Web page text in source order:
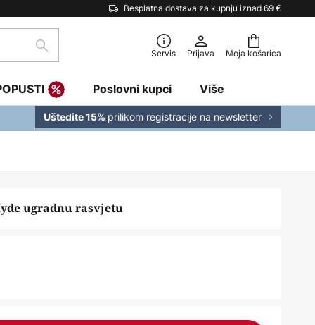
Besplatna dostava za kupnju iznad 69 €
Moja košarica
traži Servis Prijava
Poslovni kupci Više
Uštedite 15% prilikom registracije na newsletter
ugradnu rasvjetu